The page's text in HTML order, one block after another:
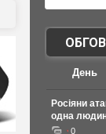
День
Росіяни
одна
0